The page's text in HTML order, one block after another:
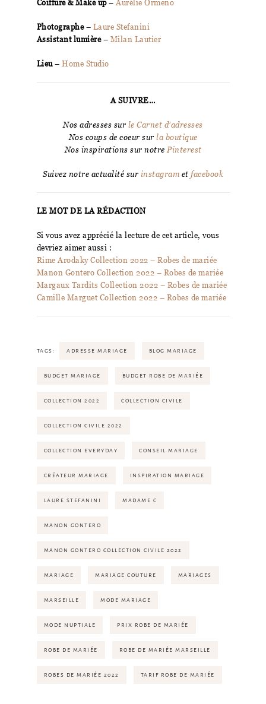
Coiffure & Make up–Aurélie Ormeno
Photographe– Laure Stefanini
Assistant lumière– Milan Lautier
Lieu– Home Studio
A SUIVRE…
Nos adresses sur le Carnet d’adresses
Nos coups de coeur sur la boutique
Nos inspirations sur notre Pinterest
Suivez notre actualité sur instagram et facebook
LE MOT DE LA RÉDACTION
Si vous avez apprécié la lecture de cet article, vous
devriez aimer aussi :
Rime Arodaky Collection 2022 – Robes de mariée
Manon Gontero Collection 2022 – Robes de mariée
Margaux Tardits Collection 2022 – Robes de mariée
Camille Marguet Collection 2022 – Robes de mariée
TAGS: ADRESSE MARIAGE BLOG MARIAGE
BUDGET MARIAGE BUDGET ROBE DE MARIÉE
COLLECTION 2022 COLLECTION CIVILE
COLLECTION CIVILE 2022
COLLECTION EVERYDAY CONSEIL MARIAGE
CRÉATEUR MARIAGE INSPIRATION MARIAGE
LAURE STEFANINI MADAME C
MANON GONTERO
MANON GONTERO COLLECTION CIVILE 2022
MARIAGE MARIAGE COUTURE MARIAGES
MARSEILLE MODE MARIAGE
MODE NUPTIALE PRIX ROBE DE MARIÉE
ROBE DE MARIÉE ROBE DE MARIÉE MARSEILLE
ROBES DE MARIÉE 2022 TARIF ROBE DE MARIÉE